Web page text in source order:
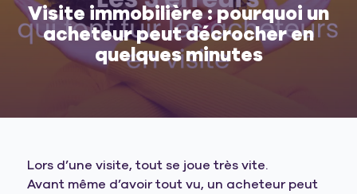
Visite immobilière : pourquoi un
acheteur peut décrocher en
quelques minutes
Lors d’une visite, tout se joue très vite.
Avant même d’avoir tout vu, un acheteur peut